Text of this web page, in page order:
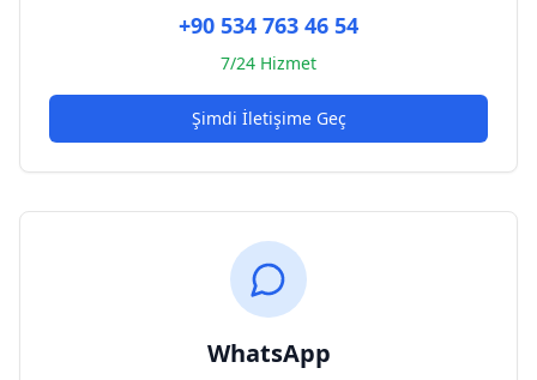
+90 534 763 46 54
7/24 Hizmet
Şimdi İletişime Geç
WhatsApp